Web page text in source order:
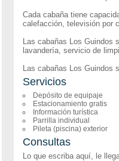
Cada cabaña tiene
calefacción, televisión por
Las cabañas Los Guindos
lavandería, servicio de
Las cabañas Los Guindos
Servicios
Depósito de equipaje
Estacionamiento gratis
Información turística
Parrilla individual
Pileta (piscina) exterior
Consultas
Lo que escriba aquí, le